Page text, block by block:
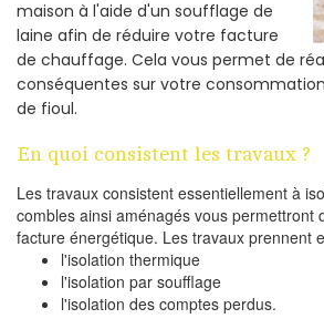
maison à l'aide d'un soufflage de
laine afin de réduire votre facture
de chauffage. Cela vous permet de
conséquentes sur votre
de fioul.
En quoi consistent les travaux ?
Les travaux consistent essentiellement à
combles ainsi aménagés vous permettront
facture énergétique. Les travaux prennent
l'isolation thermique
l'isolation par soufflage
l'isolation des comptes perdus.